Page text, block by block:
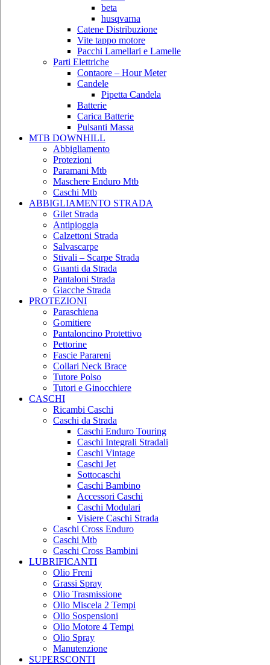
beta
husqvarna
Catene Distribuzione
Vite tappo motore
Pacchi Lamellari e Lamelle
Parti Elettriche
Contaore – Hour Meter
Candele
Pipetta Candela
Batterie
Carica Batterie
Pulsanti Massa
MTB DOWNHILL
Abbigliamento
Protezioni
Paramani Mtb
Maschere Enduro Mtb
Caschi Mtb
ABBIGLIAMENTO STRADA
Gilet Strada
Antipioggia
Calzettoni Strada
Salvascarpe
Stivali – Scarpe Strada
Guanti da Strada
Pantaloni Strada
Giacche Strada
PROTEZIONI
Paraschiena
Gomitiere
Pantaloncino Protettivo
Pettorine
Fascie Parareni
Collari Neck Brace
Tutore Polso
Tutori e Ginocchiere
CASCHI
Ricambi Caschi
Caschi da Strada
Caschi Enduro Touring
Caschi Integrali Stradali
Caschi Vintage
Caschi Jet
Sottocaschi
Caschi Bambino
Accessori Caschi
Caschi Modulari
Visiere Caschi Strada
Caschi Cross Enduro
Caschi Mtb
Caschi Cross Bambini
LUBRIFICANTI
Olio Freni
Grassi Spray
Olio Trasmissione
Olio Miscela 2 Tempi
Olio Sospensioni
Olio Motore 4 Tempi
Olio Spray
Manutenzione
SUPERSCONTI